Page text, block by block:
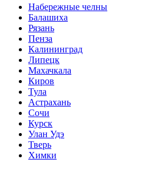
Набережные челны
Балашиха
Рязань
Пенза
Калининград
Липецк
Махачкала
Киров
Тула
Астрахань
Сочи
Курск
Улан Удэ
Тверь
Химки